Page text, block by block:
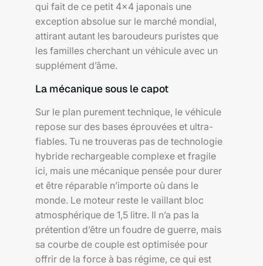
qui fait de ce petit 4×4 japonais une
exception absolue sur le marché mondial,
attirant autant les baroudeurs puristes que
les familles cherchant un véhicule avec un
supplément d’âme.
La mécanique sous le capot
Sur le plan purement technique, le véhicule
repose sur des bases éprouvées et ultra-
fiables. Tu ne trouveras pas de technologie
hybride rechargeable complexe et fragile
ici, mais une mécanique pensée pour durer
et être réparable n’importe où dans le
monde. Le moteur reste le vaillant bloc
atmosphérique de 1,5 litre. Il n’a pas la
prétention d’être un foudre de guerre, mais
sa courbe de couple est optimisée pour
offrir de la force à bas régime, ce qui est